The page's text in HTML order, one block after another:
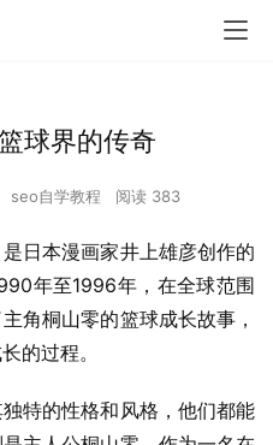
球界的传奇
seo自学教程 阅读 383
日本漫画家井上雄彦创作的
年至1996年，在全球范围
角桐山零的篮球成长故事，
的过程。
特的性格和风格，他们都能